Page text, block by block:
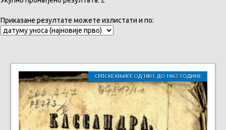
Приказане резултате можете излистати и по:
СРПСКЕ КЊИГЕ ОД 1801. ДО 1867. ГОДИНЕ